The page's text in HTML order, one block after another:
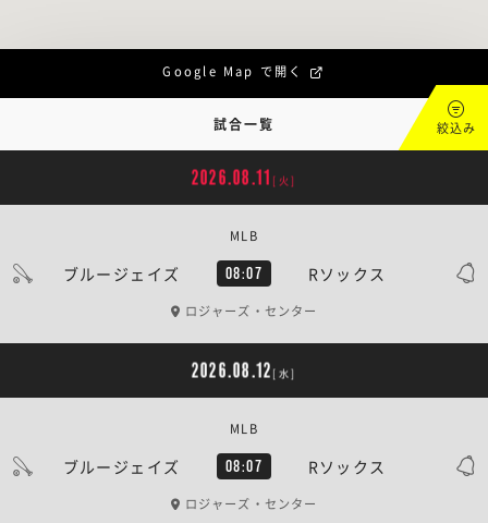
Google Map で開く
試合一覧 絞込み
2026.08.11 [火]
ブルージェイズ 08:07 Rソックス
MLB
ロジャーズ・センター
2026.08.12 [水]
ブルージェイズ 08:07 Rソックス
MLB
ロジャーズ・センター